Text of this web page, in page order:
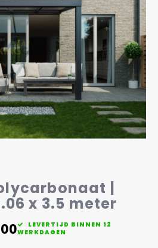
|
x 3.5 meter
LEVERTIJD BINNEN 12
WERKDAGEN